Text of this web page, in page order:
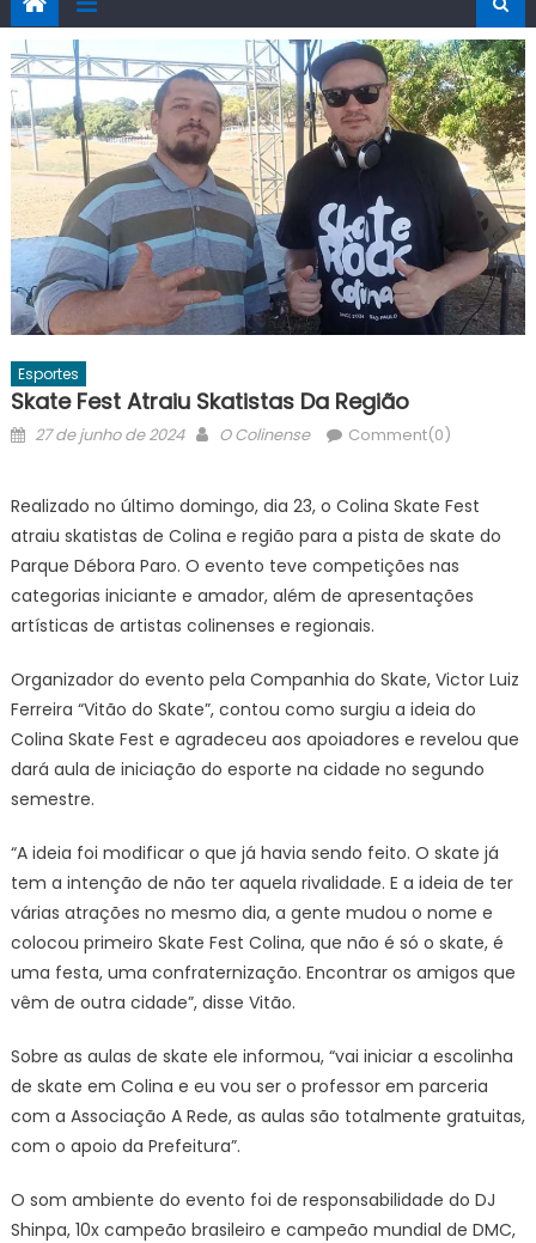
Esportes
Skate Fest Atraiu Skatistas Da Região
Posted
27 de junho de 2024 Author
O Colinense Comment(0)
Realizado no último domingo, dia 23, o Colina Skate Fest
atraiu skatistas de Colina e região para a pista de skate do
Parque Débora Paro. O evento teve competições nas
categorias iniciante e amador, além de apresentações
artísticas de artistas colinenses e regionais.
Organizador do evento pela Companhia do Skate, Victor Luiz
Ferreira “Vitão do Skate”, contou como surgiu a ideia do
Colina Skate Fest e agradeceu aos apoiadores e revelou que
dará aula de iniciação do esporte na cidade no segundo
semestre.
“A ideia foi modificar o que já havia sendo feito. O skate já
tem a intenção de não ter aquela rivalidade. E a ideia de ter
várias atrações no mesmo dia, a gente mudou o nome e
colocou primeiro Skate Fest Colina, que não é só o skate, é
uma festa, uma confraternização. Encontrar os amigos que
vêm de outra cidade”, disse Vitão.
Sobre as aulas de skate ele informou, “vai iniciar a escolinha
de skate em Colina e eu vou ser o professor em parceria
com a Associação A Rede, as aulas são totalmente gratuitas,
com o apoio da Prefeitura”.
O som ambiente do evento foi de responsabilidade do DJ
Shinpa, 10x campeão brasileiro e campeão mundial de DMC,